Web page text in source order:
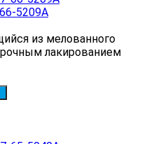
5209А
из мелованного
лакированием